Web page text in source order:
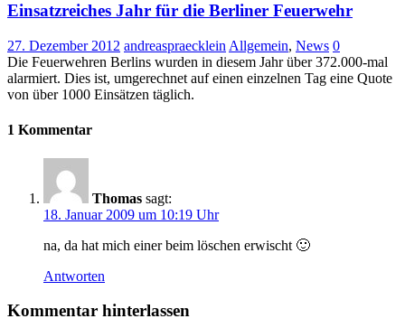
Einsatzreiches Jahr für die Berliner Feuerwehr
27. Dezember 2012 andreaspraecklein Allgemein, News 0
Die Feuerwehren Berlins wurden in diesem Jahr über 372.000-mal
alarmiert. Dies ist, umgerechnet auf einen einzelnen Tag eine Quote
von über 1000 Einsätzen täglich.
1 Kommentar
Thomas sagt:
18. Januar 2009 um 10:19 Uhr
na, da hat mich einer beim löschen erwischt 🙂
Antworten
Kommentar hinterlassen